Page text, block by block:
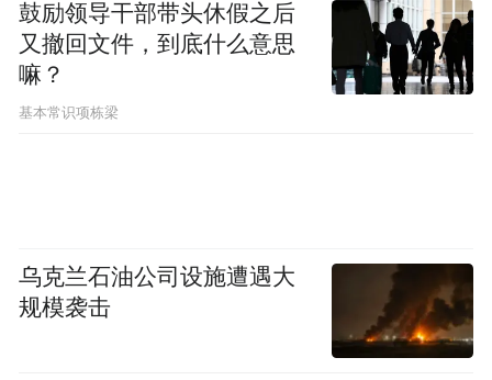
同时值得注意的是，优步层面反复澄清，此
次裁员与AI无关。这一表态意味深长——它
让优步在行业中形成了一种鲜明的对比定
开将AI效率提升和成本优化作为裁员的重要
依据。根据TradingPlatforms的最新研究，
2026年至今科技行业已有近12.8万名员工被
鼓励领导干部带头休假之后
又撤回文件，到底什么意思
嘛？
基本常识项栋梁
乌克兰石油公司设施遭遇大
规模袭击